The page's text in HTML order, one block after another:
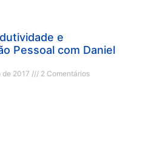
e
Pessoal com Daniel
de 2017 2 Comentários